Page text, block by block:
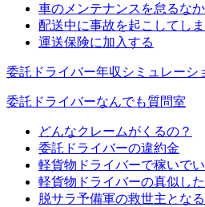
車のメンテナンスを怠るな
配送中に事故を起こしてし
運送保険に加入する
委託ドライバー年収シミュレーシ
委託ドライバーなんでも質問室
どんなクレームがくるの？
委託ドライバーの違約金
軽貨物ドライバーで稼いで
軽貨物ドライバーの真似し
脱サラ予備軍の救世主とな